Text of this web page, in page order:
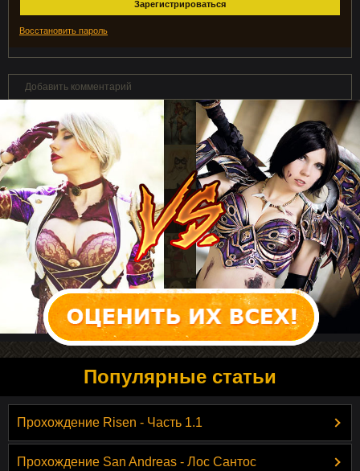
Зарегистрироваться
Восстановить пароль
Добавить комментарий
Популярные статьи
Прохождение Risen - Часть 1.1
Прохождение San Andreas - Лос Сантос